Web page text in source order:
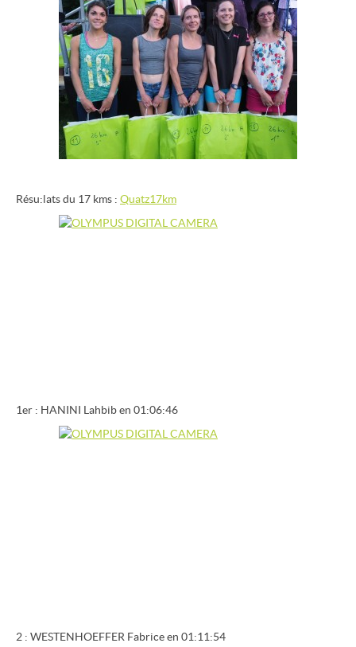
Résu:lats du 17 kms : Quatz17km
1er : HANINI Lahbib en 01:06:46
2 : WESTENHOEFFER Fabrice en 01:11:54